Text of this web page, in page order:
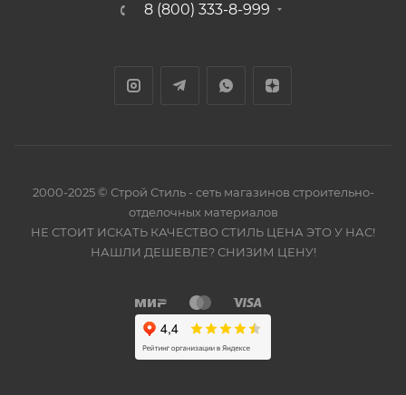
8 (800) 333-8-999
2000-2025 © Строй Стиль - сеть магазинов строительно-
отделочных материалов
НЕ СТОИТ ИСКАТЬ КАЧЕСТВО СТИЛЬ ЦЕНА ЭТО У НАС!
НАШЛИ ДЕШЕВЛЕ? СНИЗИМ ЦЕНУ!